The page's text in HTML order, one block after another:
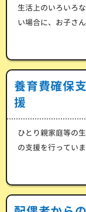
生活上のいろいろ
い場合に、お子さ
養育費確保支
援
ひとり親家庭等の
の支援を行っていま